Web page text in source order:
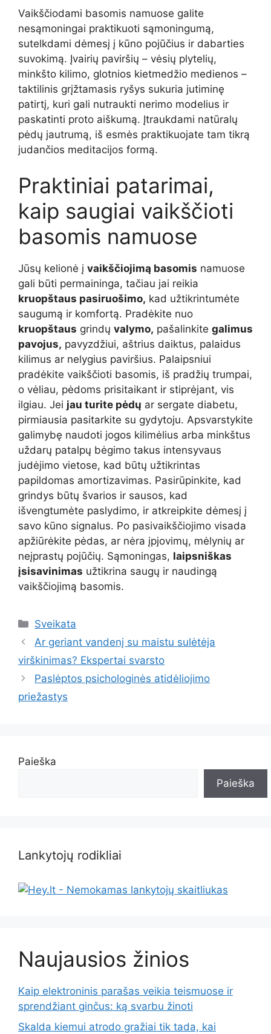
Vaikščiodami basomis namuose galite
nesąmoningai praktikuoti sąmoningumą,
sutelkdami dėmesį į kūno pojūčius ir dabarties
suvokimą. Įvairių paviršių – vėsių plytelių,
minkšto kilimo, glotnios kietmedžio medienos –
taktilinis grįžtamasis ryšys sukuria jutiminę
patirtį, kuri gali nutraukti nerimo modelius ir
paskatinti proto aiškumą. Įtraukdami natūralų
pėdų jautrumą, iš esmės praktikuojate tam tikrą
judančios meditacijos formą.
Praktiniai patarimai,
kaip saugiai vaikščioti
basomis namuose
Jūsų kelionė į vaikščiojimą basomis namuose
gali būti permaininga, tačiau jai reikia
kruopštaus pasiruošimo, kad užtikrintumėte
saugumą ir komfortą. Pradėkite nuo
kruopštaus grindų valymo, pašalinkite galimus
pavojus, pavyzdžiui, aštrius daiktus, palaidus
kilimus ar nelygius paviršius. Palaipsniui
pradėkite vaikščioti basomis, iš pradžių trumpai,
o vėliau, pėdoms prisitaikant ir stiprėjant, vis
ilgiau. Jei jau turite pėdų ar sergate diabetu,
pirmiausia pasitarkite su gydytoju. Apsvarstykite
galimybę naudoti jogos kilimėlius arba minkštus
uždarų patalpų bėgimo takus intensyvaus
judėjimo vietose, kad būtų užtikrintas
papildomas amortizavimas. Pasirūpinkite, kad
grindys būtų švarios ir sausos, kad
išvengtumėte paslydimo, ir atkreipkite dėmesį į
savo kūno signalus. Po pasivaikščiojimo visada
apžiūrėkite pėdas, ar nėra įpjovimų, mėlynių ar
neįprastų pojūčių. Sąmoningas, laipsniškas
įsisavinimas užtikrina saugų ir naudingą
vaikščiojimą basomis.
Kategorijos
Sveikata
Ar geriant vandenį su maistu sulėtėja
virškinimas? Ekspertai svarsto
Paslėptos psichologinės atidėliojimo
priežastys
Paieška
Paieška
Lankytojų rodikliai
Naujausios žinios
Kaip elektroninis parašas veikia teismuose ir
sprendžiant ginčus: ką svarbu žinoti
Skalda kiemui atrodo gražiai tik tada, kai